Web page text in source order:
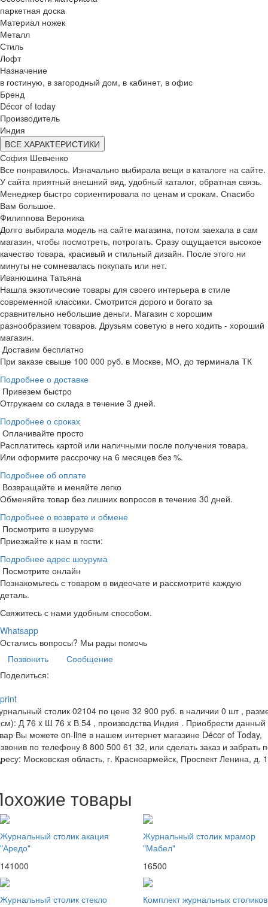
паркетная доска
Материал ножек
Металл
Стиль
Лофт
Назначение
в гостиную, в загородный дом, в кабинет, в офис
Бренд
Décor of today
Производитель
Индия
ВСЕ ХАРАКТЕРИСТИКИ
София Шевченко
Все понравилось. Изначально выбирала вещи в каталоге на сайте.
У сайта приятный внешний вид, удобный каталог, обратная связь.
Менеджер быстро сориентировала по ценам и срокам. Спасибо
Вам большое.
Филиппова Вероника
Долго выбирала модель на сайте магазина, потом заехала в сам
магазин, чтобы посмотреть, потрогать. Сразу ощущается высокое
качество товара, красивый и стильный дизайн. После этого ни
минуты не сомневалась покупать или нет.
Иванюшина Татьяна
Нашла экзотические товары для своего интерьера в стиле
современной классики. Смотрится дорого и богато за
сравнительно небольшие деньги. Магазин с хорошим
разнообразием товаров. Друзьям советую в него ходить - хороший
магазин.
Доставим бесплатно
При заказе свыше 100 000 руб. в Москве, МО, до терминала ТК
Подробнее о доставке
Привезем быстро
Отгружаем со склада в течение 3 дней.
Подробнее о сроках
Оплачивайте просто
Расплатитесь картой или наличными после получения товара.
Или оформите рассрочку на 6 месяцев без %.
Подробнее об оплате
Возвращайте и меняйте легко
Обменяйте товар без лишних вопросов в течение 30 дней.
Подробнее о возврате и обмене
Посмотрите в шоуруме
Приезжайте к нам в гости:
Подробнее адрес шоурума
Посмотрите онлайн
Познакомьтесь с товаром в видеочате и рассмотрите каждую
деталь.
Свяжитесь с нами удобным способом.
Whatsapp
Остались вопросы? Мы рады помочь
Позвонить
Сообщение
Поделиться:
print
столик 02104 по цене 32 900 руб. в наличии 0 шт ,
Д 76 x Ш 76 x В 54 , производства Индия . Приобрести данный
Вы можете on-line в нашем интернет магазине Décor of Today,
по телефону 8 800 500 61 32, или сделать заказ и забрать
Московская область, г. Красноармейск, Проспект Ленина, д.
товары
Журнальный столик акация
"Аредо"
141000
Журнальный столик мрамор
"Мабел"
16500
Журнальный столик стекло
Комплект журнальных столиков